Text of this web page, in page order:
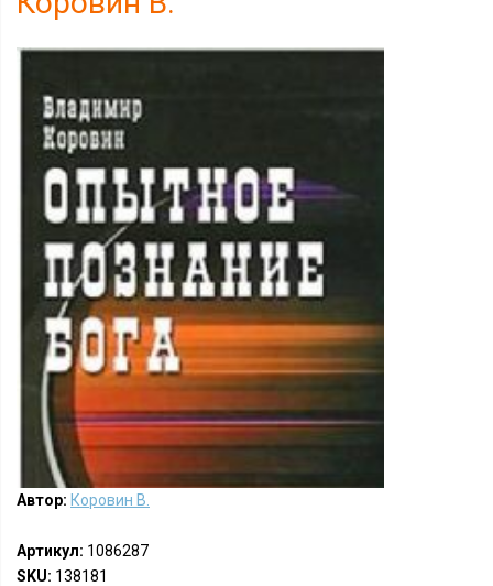
Автор: Коровин В.
Артикул: 1086287
SKU: 138181